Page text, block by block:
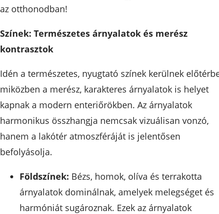
az otthonodban!
Színek: Természetes árnyalatok és merész
kontrasztok
Idén a természetes, nyugtató színek kerülnek
miközben a merész, karakteres árnyalatok is helyet
kapnak a modern enteriőrökben. Az árnyalatok
harmonikus összhangja nemcsak vizuálisan vonzó,
hanem a lakótér atmoszféráját is jelentősen
befolyásolja.
Földszínek: Bézs, homok, olíva és terrakotta
árnyalatok dominálnak, amelyek melegséget és
harmóniát sugároznak. Ezek az árnyalatok